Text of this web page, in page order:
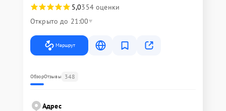
5,0354 оценки
Открыто до 21:00
Маршрут
ОбзорОтзывы 348
Адрес